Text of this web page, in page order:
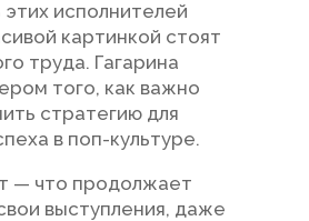
исполнителей
картинкой стоят
труда. Гагарина
того, как важно
стратегию для
в поп-культуре.
— что продолжает
выступления, даже